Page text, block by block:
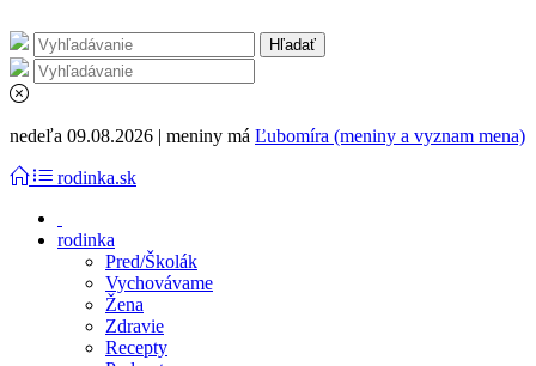
nedeľa 09.08.2026 | meniny má Ľubomíra (meniny a vyznam mena)
rodinka.sk
rodinka
Pred/Školák
Vychovávame
Žena
Zdravie
Recepty